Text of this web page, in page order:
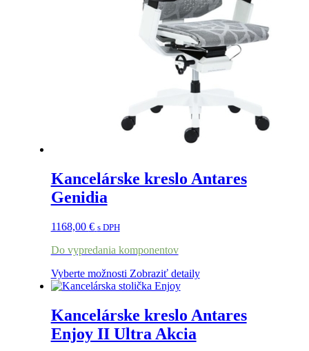
Kancelárske kreslo Antares
Genidia
1168,00 € s DPH
Do vypredania komponentov
Vyberte možnosti Zobraziť detaily
Kancelárske kreslo Antares
Enjoy II Ultra Akcia